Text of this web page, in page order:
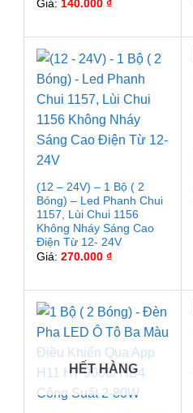
Giá: 140.000 ₫
(12 – 24V) – 1 Bộ ( 2
Bóng) – Led Phanh Chui
1157, Lùi Chui 1156
Không Nháy Sáng Cao
Điện Từ 12- 24V
Giá: 270.000 ₫
HẾT HÀNG